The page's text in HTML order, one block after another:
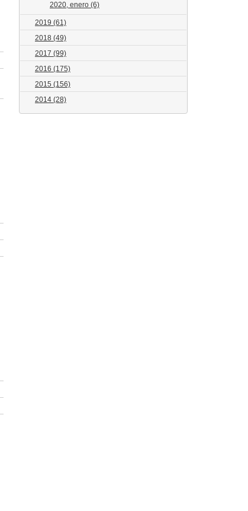
2020, enero (6)
2019 (61)
2018 (49)
2017 (99)
2016 (175)
2015 (156)
2014 (28)